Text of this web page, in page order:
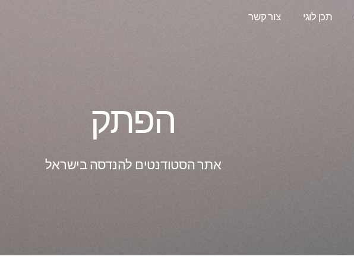
תכן לוגי צור קשר
הפתק
אתר הסטודנטים להנדסה בישראל